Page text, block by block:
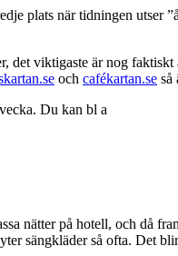
plats när tidningen utser
viktigaste är nog
och cafékartan.se så
Du kan bl a
nätter på hotell, och då
sängkläder så ofta. Det